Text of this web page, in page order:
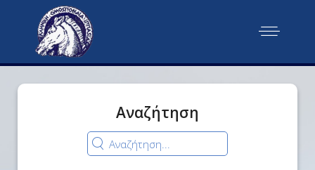
Αναζήτηση